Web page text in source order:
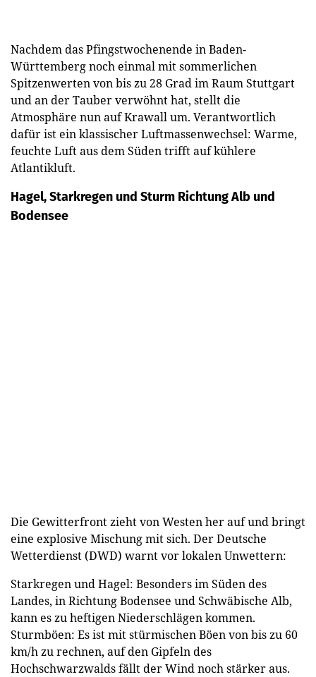
Nachdem das Pfingstwochenende in Baden-
Württemberg noch einmal mit sommerlichen
Spitzenwerten von bis zu 28 Grad im Raum Stuttgart
und an der Tauber verwöhnt hat, stellt die
Atmosphäre nun auf Krawall um. Verantwortlich
dafür ist ein klassischer Luftmassenwechsel: Warme,
feuchte Luft aus dem Süden trifft auf kühlere
Atlantikluft.
Hagel, Starkregen und Sturm Richtung Alb und
Bodensee
Die Gewitterfront zieht von Westen her auf und bringt
eine explosive Mischung mit sich. Der Deutsche
Wetterdienst (DWD) warnt vor lokalen Unwettern:
Starkregen und Hagel: Besonders im Süden des
Landes, in Richtung Bodensee und Schwäbische Alb,
kann es zu heftigen Niederschlägen kommen.
Sturmböen: Es ist mit stürmischen Böen von bis zu 60
km/h zu rechnen, auf den Gipfeln des
Hochschwarzwalds fällt der Wind noch stärker aus.